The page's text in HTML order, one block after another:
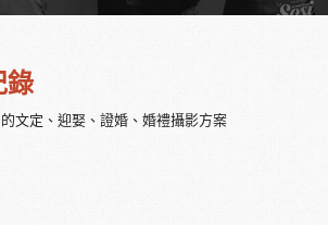
錄
文定、迎娶、證婚、婚禮攝影方案